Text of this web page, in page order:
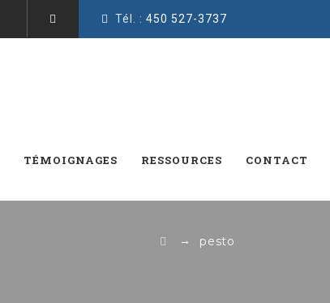
Tél. : 450 527-3737
TÉMOIGNAGES RESSOURCES CONTACT
→ pesto